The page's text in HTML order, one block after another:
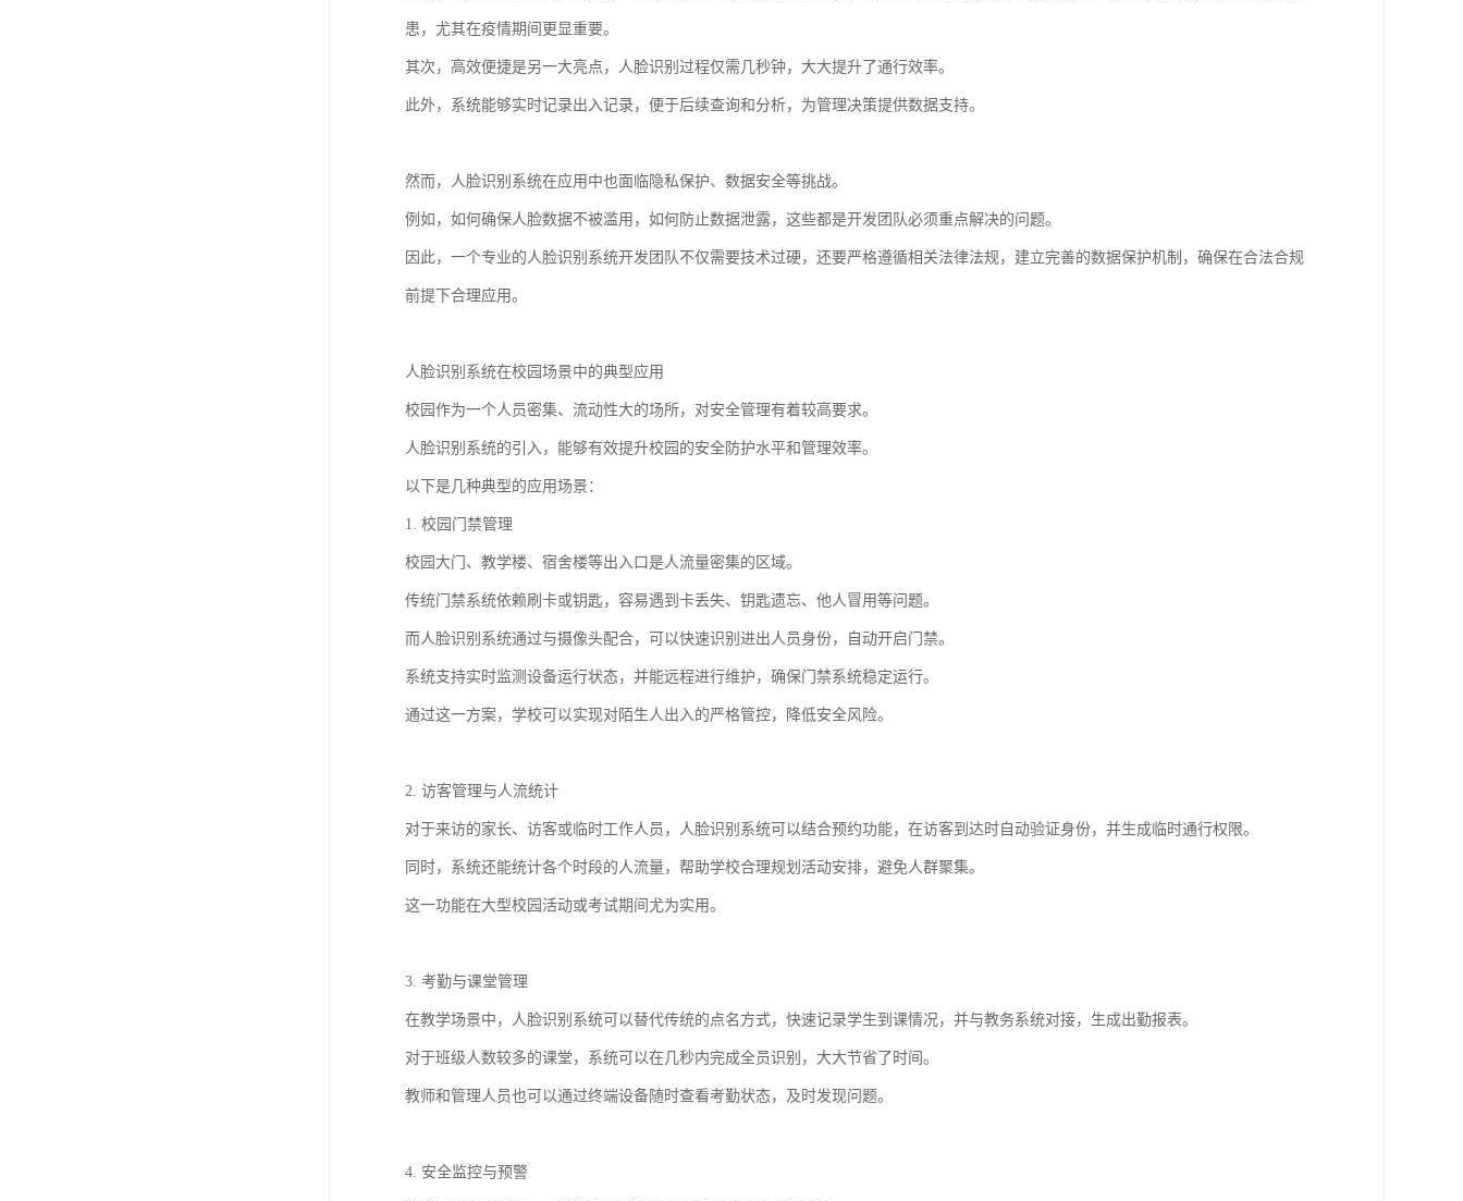
患，尤其在疫情期间更显重要。
其次，高效便捷是另一大亮点，人脸识别过程仅需几秒钟，大大提升了通行效率。
此外，系统能够实时记录出入记录，便于后续查询和分析，为管理决策提供数据支持。
然而，人脸识别系统在应用中也面临隐私保护、数据安全等挑战。
例如，如何确保人脸数据不被滥用，如何防止数据泄露，这些都是开发团队必须重点解决的问题。
因此，一个专业的人脸识别系统开发团队不仅需要技术过硬，还要严格遵循相关法律法规，建立完善的数据保护机制，确保在合法合规
前提下合理应用。
人脸识别系统在校园场景中的典型应用
校园作为一个人员密集、流动性大的场所，对安全管理有着较高要求。
人脸识别系统的引入，能够有效提升校园的安全防护水平和管理效率。
以下是几种典型的应用场景：
1. 校园门禁管理
校园大门、教学楼、宿舍楼等出入口是人流量密集的区域。
传统门禁系统依赖刷卡或钥匙，容易遇到卡丢失、钥匙遗忘、他人冒用等问题。
而人脸识别系统通过与摄像头配合，可以快速识别进出人员身份，自动开启门禁。
系统支持实时监测设备运行状态，并能远程进行维护，确保门禁系统稳定运行。
通过这一方案，学校可以实现对陌生人出入的严格管控，降低安全风险。
2. 访客管理与人流统计
对于来访的家长、访客或临时工作人员，人脸识别系统可以结合预约功能，在访客到达时自动验证身份，并生成临时通行权限。
同时，系统还能统计各个时段的人流量，帮助学校合理规划活动安排，避免人群聚集。
这一功能在大型校园活动或考试期间尤为实用。
3. 考勤与课堂管理
在教学场景中，人脸识别系统可以替代传统的点名方式，快速记录学生到课情况，并与教务系统对接，生成出勤报表。
对于班级人数较多的课堂，系统可以在几秒内完成全员识别，大大节省了时间。
教师和管理人员也可以通过终端设备随时查看考勤状态，及时发现问题。
4. 安全监控与预警